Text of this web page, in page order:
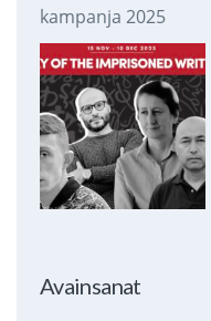
kampanja 2025
Avainsanat